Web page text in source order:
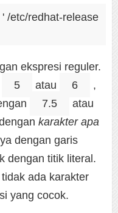
/etc/redhat-release
ekspresi reguler.
5 atau 6
,
7.5
atau
karakter apa
dengan garis
dengan titik literal.
ada karakter
yang cocok.